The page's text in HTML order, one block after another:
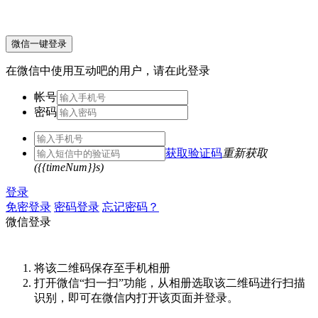
微信一键登录
在微信中使用互动吧的用户，请在此登录
帐号
密码
获取验证码重新获取
({{timeNum}}s)
登录
免密登录 密码登录 忘记密码？
微信登录
将该二维码保存至手机相册
打开微信“扫一扫”功能，从相册选取该二维码进行扫描
识别，即可在微信内打开该页面并登录。